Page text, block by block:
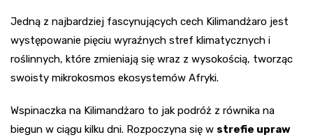
Jedną z najbardziej fascynujących cech Kilimandżaro jest
występowanie pięciu wyraźnych stref klimatycznych i
roślinnych, które zmieniają się wraz z wysokością, tworząc
swoisty mikrokosmos ekosystemów Afryki.
Wspinaczka na Kilimandżaro to jak podróż z równika na
biegun w ciągu kilku dni. Rozpoczyna się w strefie upraw